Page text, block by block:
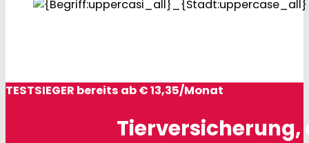
TESTSIEGER bereits ab € 13,35/Monat
Tierversicherung,